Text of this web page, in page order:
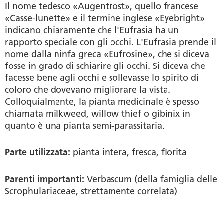
Il nome tedesco «Augentrost», quello francese
«Casse-lunette» e il termine inglese «Eyebright»
indicano chiaramente che l'Eufrasia ha un
rapporto speciale con gli occhi. L'Eufrasia prende il
nome dalla ninfa greca «Eufrosine», che si diceva
fosse in grado di schiarire gli occhi. Si diceva che
facesse bene agli occhi e sollevasse lo spirito di
coloro che dovevano migliorare la vista.
Colloquialmente, la pianta medicinale è spesso
chiamata milkweed, willow thief o gibinix in
quanto è una pianta semi-parassitaria.
Parte utilizzata: pianta intera, fresca, fiorita
Parenti importanti: Verbascum (della famiglia delle
Scrophulariaceae, strettamente correlata)